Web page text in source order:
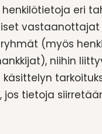
eri
vastaanottajat
(myös
niihin
tietoja